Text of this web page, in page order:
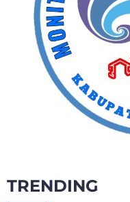
TRENDING